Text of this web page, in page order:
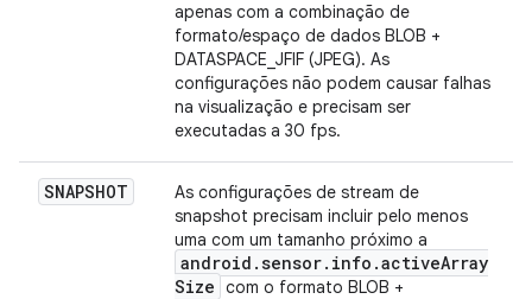
apenas com a combinação de
formato/espaço de dados BLOB +
DATASPACE_JFIF (JPEG). As
configurações não podem causar falhas
na visualização e precisam ser
executadas a 30 fps.
SNAPSHOT
As configurações de stream de
snapshot precisam incluir pelo menos
uma com um tamanho próximo a
android .sensor. info .activeArray
Size com o formato BLOB +